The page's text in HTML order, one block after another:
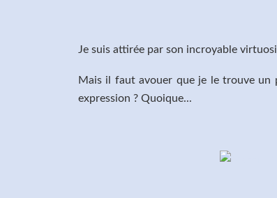
Je suis attirée par son incroyable
Mais il faut avouer que je le trouve un
expression ? Quoique...